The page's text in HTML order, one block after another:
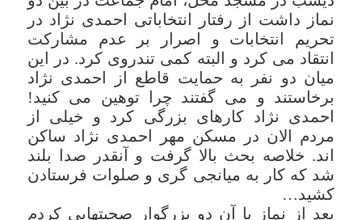
نماز داشت از رفتار انتخاباتی احمدی نژاد در
تحریم انتخابات و اصرار بر عدم مشارکت
انتقاد می کرد و البته کمی تندروی کرد. در این
میان دو نفر به حمایت قاطع از احمدی نژاد
برخاستند و می گفتند چرا توهین می کنید!
احمدی نژاد کارهای بزرگی کرد و خیلی از
مردم الان در مسکن مهر احمدی نژاد ساکن
اند. خلاصه بحث بالا گرفت و آنقدر صدا بلند
شد که کار به میانجی گری و صلوات فرستادن
کشید…
بعد از نماز با آن دو بزرگوار صحبتهایی کردم